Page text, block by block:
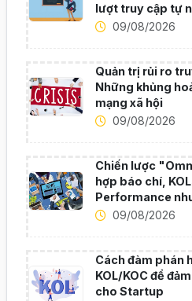
lượt truy cập tự
09/08/2026
Quản trị rủi ro
Những khủng
mạng xã hội
09/08/2026
Chiến lược
hợp báo chí,
Performance
09/08/2026
Cách đàm phán
KOL/KOC để
cho Startup